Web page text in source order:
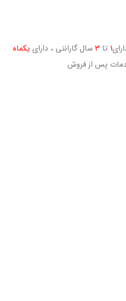
1 تا 3 سال گارانتی ، دارای یکماه
پس از فروش